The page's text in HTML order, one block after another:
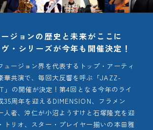
ジョンの歴史と未来がここに
・シリーズが今年も開催決定！
ュージョン界を代表するトップ・アーティ
華共演で、毎回大反響を呼ぶ「JAZZ-
」の開催が決定！第4回となる今年のライ
35周年を迎えるDIMENSION、フラメン
人者、沖仁が小沼ようすけと石塚隆充を迎
トリオ、スター・プレイヤー揃いの本田雅